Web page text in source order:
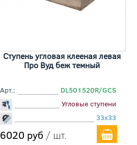
Ступень угловая клееная левая
Про Вуд беж темный
Арт.:
DL501520R/GCS
Угловые ступени
33x33
6020 руб / шт.